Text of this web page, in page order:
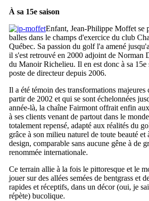
À sa 15e saison
Enfant, Jean-Philippe Moffet se
balles dans le champs d'exercice du club
Québec. Sa passion du golf l'a amené
il s'est retrouvé en 2000 adjoint de Norman
du Manoir Richelieu. Il en est donc à sa 15e
poste de directeur depuis 2006.
Il a été témoin des transformations majeures
partir de 2002 et qui se sont échelonnées
année-là, la chaîne Fairmont offrait enfin
à ses clients venant de partout dans le
totalement repensé, adapté aux réalités du
grâce à son milieu naturel de toute beauté et
design, comparable sans aucune gêne à de
renommée internationale.
Ce terrain allie à la fois le pittoresque et le
jouer sur des allées semées de bentgrass et
rapides et réceptifs, dans un décor (oui, je
répète) bucolique.